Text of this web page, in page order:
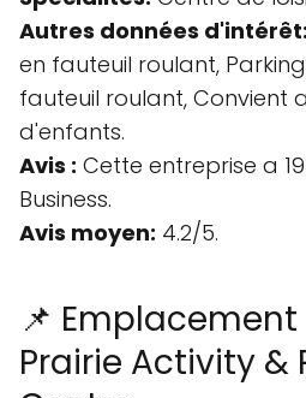
Autres données d'intérêt:
en fauteuil roulant,
fauteuil roulant, Convient
d'enfants.
Avis : Cette entreprise a
Business.
Avis moyen: 4.2/5.
📌
Prairie Activity &